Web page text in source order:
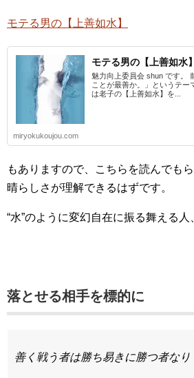
モテる男の【上善如水】
モテる男の【上善如水】
魅力向上委員会 shun です。 前回は「人としてどう生きる
ことが最善か。」というテー
は老子の【上善如水】を...
miryokukoujou.com
もありますので、こちらを読んでも
晴らしさが理解できるはずです。
“水”のように変幻自在に振る舞える人
落とせる相手を標的に
善く戦う者は勝ち易きに勝つ者なり